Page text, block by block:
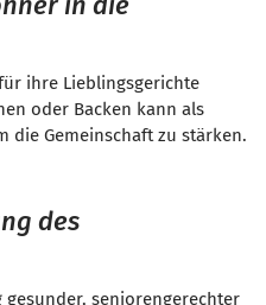
ihre Lieblingsgerichte
oder Backen kann als
die Gemeinschaft zu stärken.
des
seniorengerechter